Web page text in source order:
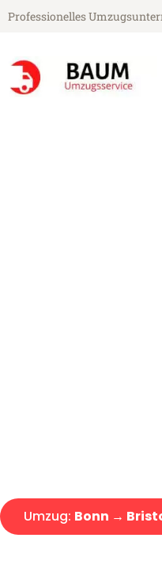
Professionelles
Umzug: Bonn →